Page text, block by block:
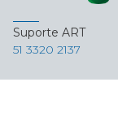
Suporte ART
51 3320 2137